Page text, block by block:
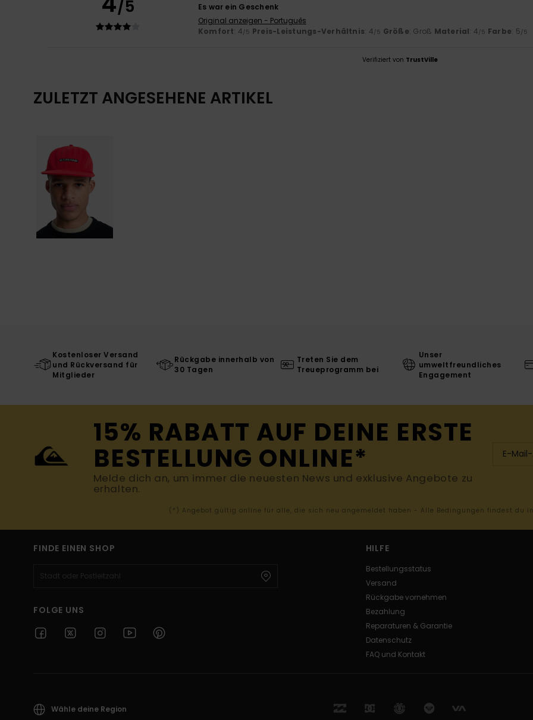
/5
Es war ein Geschenk
Original anzeigen - Português
Komfort: 4 /5 Preis-Leistungs-Verhältnis: 4 /5 Größe: Groß Material: 4 /5 Farbe: 5 /5
Verifiziert von TrustVille
ZULETZT ANGESEHENE ARTIKEL
Kostenloser Versand
und Rückversand für
Mitglieder
Rückgabe innerhalb von
30 Tagen
Treten Sie dem
Treueprogramm bei
Unser
umweltfreundliches
Engagement
15% RABATT AUF DEINE ERSTE
BESTELLUNG ONLINE*
Melde dich an, um immer die neuesten News und exklusive Angebote zu
erhalten.
(*) Angebot gültig online für alle, die sich neu angemeldet haben - Alle Bedingungen findest du
FINDE EINEN SHOP
FOLGE UNS
HILFE
Bestellungsstatus
Versand
Rückgabe vornehmen
Bezahlung
Reparaturen & Garantie
Datenschutz
FAQ und Kontakt
Wähle deine Region